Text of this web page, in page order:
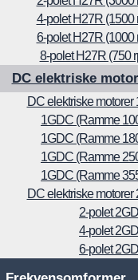
4-polet H27R (1500
6-polet H27R (1000
8-polet H27R (750
DC elektriske
DC elektriske motorer
1GDC (Ramme
1GDC (Ramme
1GDC (Ramme
1GDC (Ramme
DC elektriske motorer
2-polet
4-polet
6-polet